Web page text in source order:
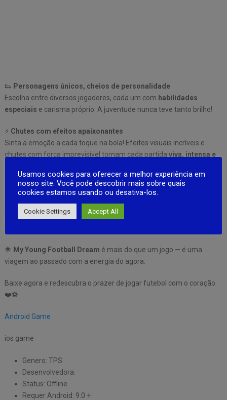
👟 Personagens únicos, cheios de personalidade
Escolha entre diversos jogadores, cada um com habilidades
especiais e carisma próprio. A juventude nunca teve tanto brilho!
⚡ Chutes com efeitos apaixonantes
Sinta a emoção a cada toque na bola! Efeitos visuais incríveis e
chutes com força imprevisível tornam cada partida viva, intensa e
👕
Estilo é tudo!
Vista seus personagens com roupas esportivas e casuais — mostre
sua personalidade dentro e fora do campo!
🌟 My Young Football Dream é mais do que um jogo — é uma
viagem ao passado com a energia do agora.
Baixe agora e redescubra o prazer de jogar futebol com o coração.
❤️⚽
Android Game
ios game
Genero: TPS
Desenvolvedora:
Status: Offline
Requer Android: 9.0 +
Usamos cookies para oferecer a melhor experiência em
nosso site. Você pode descobrir mais sobre quais
cookies estamos usando ou desativa-los.
Cookie Settings Accept All